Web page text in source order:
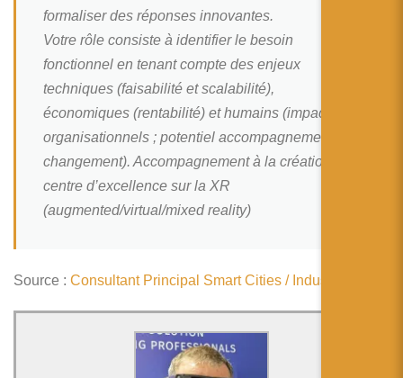
Español
formaliser des réponses innovantes.
Votre rôle consiste à identifier le besoin
fonctionnel en tenant compte des enjeux
techniques (faisabilité et scalabilité),
économiques (rentabilité) et humains (impacts
organisationnels ; potentiel accompagnement au
changement). Accompagnement à la création d’un
centre d’excellence sur la XR
(augmented/virtual/mixed reality)
Source : Consultant Principal Smart Cities / Industries